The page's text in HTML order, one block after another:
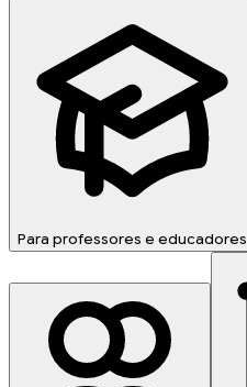
Para professores e educadores